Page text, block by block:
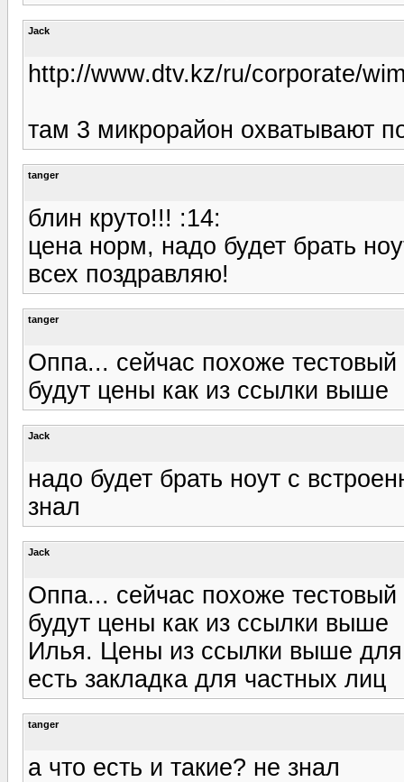
Jack
http://www.dtv.kz/ru/corporate/
там 3 микрорайон охватывают
tanger
блин круто!!! :14:
цена норм, надо будет брать
всех поздравляю!
tanger
Оппа... сейчас похоже
будут цены как из ссылки выше
Jack
надо будет брать ноут с
знал
Jack
Оппа... сейчас похоже
будут цены как из ссылки выше
Илья. Цены из ссылки выше
есть закладка для частных лиц
tanger
а что есть и такие? не знал